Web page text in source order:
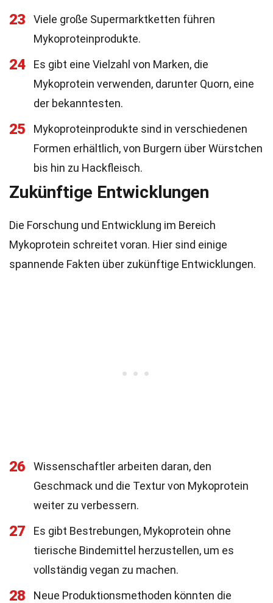
23
Viele große Supermarktketten führen
Mykoproteinprodukte.
24
Es gibt eine Vielzahl von Marken, die
Mykoprotein verwenden, darunter Quorn, eine
der bekanntesten.
25
Mykoproteinprodukte sind in verschiedenen
Formen erhältlich, von Burgern über Würstchen
bis hin zu Hackfleisch.
Zukünftige Entwicklungen
Die Forschung und Entwicklung im Bereich
Mykoprotein schreitet voran. Hier sind einige
spannende Fakten über zukünftige Entwicklungen.
26
Wissenschaftler arbeiten daran, den
Geschmack und die Textur von Mykoprotein
weiter zu verbessern.
27
Es gibt Bestrebungen, Mykoprotein ohne
tierische Bindemittel herzustellen, um es
vollständig vegan zu machen.
28 Neue Produktionsmethoden könnten die